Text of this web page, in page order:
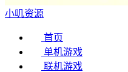
小叽资源
首页
单机游戏
联机游戏